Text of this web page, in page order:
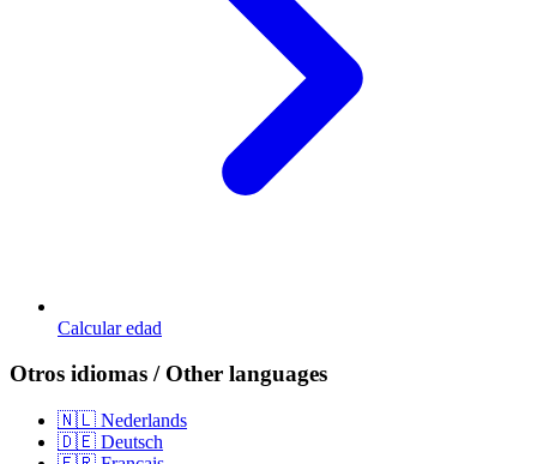
Calcular edad
Otros idiomas / Other languages
🇳🇱 Nederlands
🇩🇪 Deutsch